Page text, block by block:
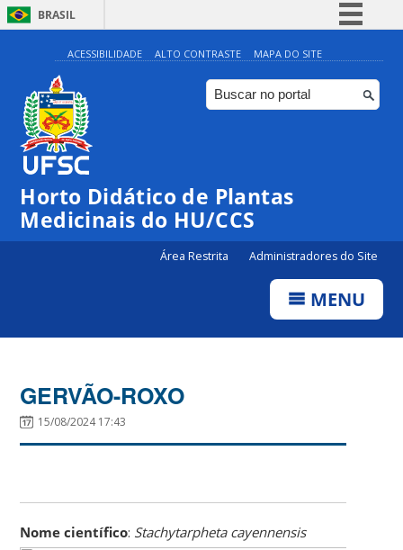
BRASIL
Simplifique!
Comunica BR
Participe
Canais
ACESSIBILIDADE ALTO CONTRASTE MAPA DO SITE
Horto Didático de Plantas
Medicinais do HU/CCS
Área Restrita Administradores do Site
MENU
GERVÃO-ROXO
15/08/2024 17:43
Nome científico: Stachytarpheta cayennensis